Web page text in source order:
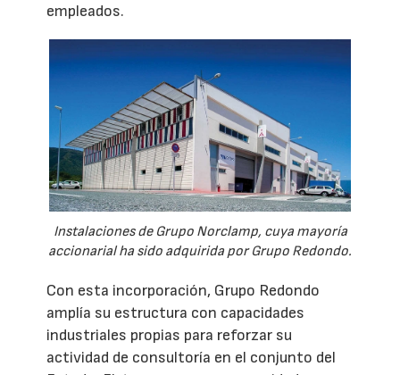
empleados.
Instalaciones de Grupo Norclamp, cuya mayoría
accionarial ha sido adquirida por Grupo Redondo.
Con esta incorporación, Grupo Redondo
amplía su estructura con capacidades
industriales propias para reforzar su
actividad de consultoría en el conjunto del